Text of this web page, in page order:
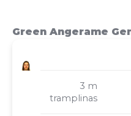
Green Angerame
3 m
tramplinas